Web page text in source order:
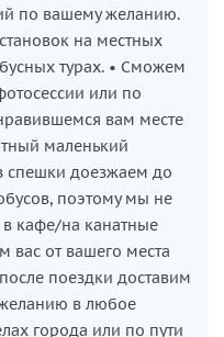
по вашему желанию.
на местных
турах. • Сможем
или по
вам месте
маленький
спешки доезжаем до
поэтому мы не
кафе/на канатные
вас от вашего места
поездки доставим
в любое
города или по пути